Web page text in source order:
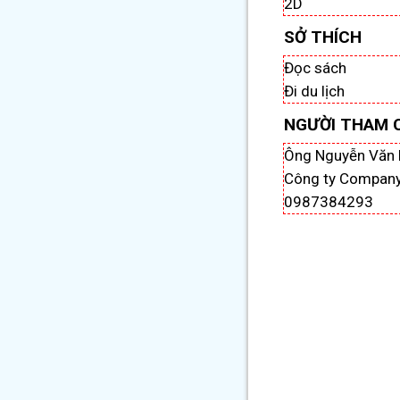
2D
SỞ THÍCH
Đọc sách
Đi du lịch
NGƯỜI THAM
Ông Nguyễn
Công ty
0987384293